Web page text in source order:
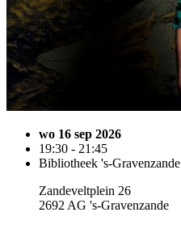
wo 16 sep 2026
19:30 - 21:45
Bibliotheek 's-Gravenzande
Zandeveltplein 26
2692 AG 's-Gravenzande